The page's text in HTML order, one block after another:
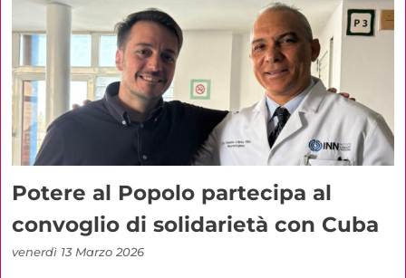
Potere al Popolo partecipa al
convoglio di solidarietà con Cuba
venerdì 13 Marzo 2026